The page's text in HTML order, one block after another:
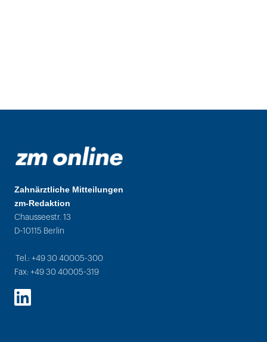
Zahnärztliche Mitteilungen
zm-Redaktion
Chausseestr. 13
D-10115 Berlin
Tel.: +49 30 40005-300
Fax: +49 30 40005-319
LinkedIn